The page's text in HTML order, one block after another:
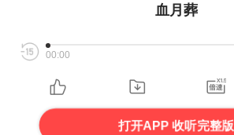
血月葬
00:00
打开APP 收听完整版